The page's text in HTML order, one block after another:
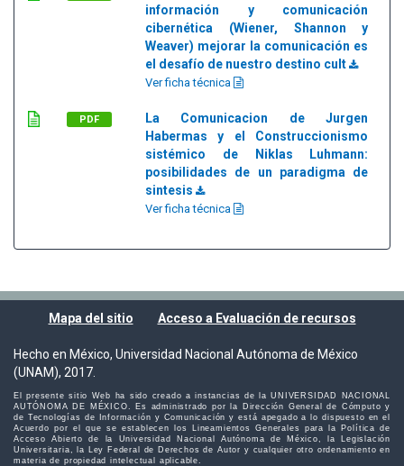
información y comunicación
cibernética (Wiener, Shannon y
Weaver) mejorar la comunicación es
el desafío de nuestro destino cult
Ver ficha técnica
PDF
La Comunicacion de Jurgen
Habermas y el Construccionismo
sistémico de Niklas Luhmann:
posibilidades de un paradigma de
sintesis
Ver ficha técnica
Mapa del sitio Acceso a Evaluación de recursos
Hecho en México, Universidad Nacional Autónoma de México
(UNAM), 2017.
El presente sitio Web ha sido creado a instancias de la UNIVERSIDAD NACIONAL
AUTÓNOMA DE MÉXICO. Es administrado por la Dirección General de Cómputo y
de Tecnologías de Información y Comunicación y está apegado a lo dispuesto en el
Acuerdo por el que se establecen los Lineamientos Generales para la Política de
Acceso Abierto de la Universidad Nacional Autónoma de México, la Legislación
Universitaria, la Ley Federal de Derechos de Autor y cualquier otro ordenamiento en
materia de propiedad intelectual aplicable.